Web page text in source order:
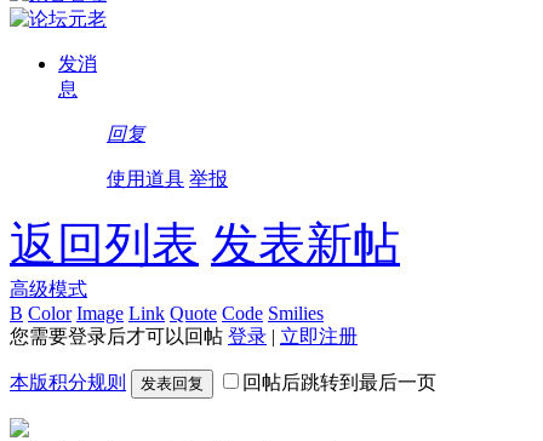
发消
息
回复
使用道具 举报
返回列表 发表新帖
高级模式
B Color Image Link Quote Code Smilies
您需要登录后才可以回帖 登录 | 立即注册
本版积分规则 发表回复 回帖后跳转到最后一页